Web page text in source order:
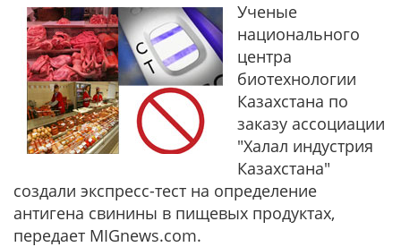
Ученые
национального
центра
биотехнологии
Казахстана по
заказу ассоциации
"Халал индустрия
Казахстана"
создали экспресс-тест на определение
антигена свинины в пищевых продуктах,
передает MIGnews.com.